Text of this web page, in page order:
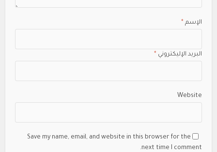
الإسم*
البريد الإليكتروني*
Website
Save my name, email, and website in this browser for the
next time I comment.